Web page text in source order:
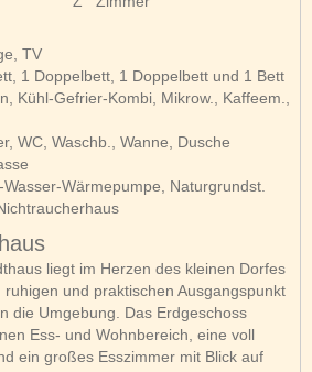
TV
1 Doppelbett, 1 Doppelbett und 1 Bett
Kühl-Gefrier-Kombi, Mikrow., Kaffeem.,
WC, Waschb., Wanne, Dusche
Wärmepumpe, Naturgrundst.
liegt im Herzen des kleinen Dorfes
und praktischen Ausgangspunkt
die Umgebung. Das Erdgeschoss
Ess- und Wohnbereich, eine voll
ein großes Esszimmer mit Blick auf